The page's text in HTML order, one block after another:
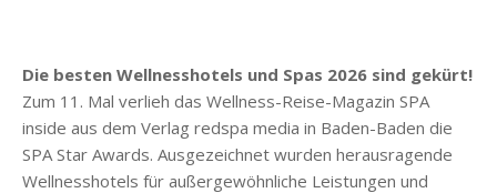
Die besten Wellnesshotels und Spas 2026 sind gekürt!
Zum 11. Mal verlieh das Wellness-Reise-Magazin SPA
inside aus dem Verlag redspa media in Baden-Baden die
SPA Star Awards. Ausgezeichnet wurden herausragende
Wellnesshotels für außergewöhnliche Leistungen und